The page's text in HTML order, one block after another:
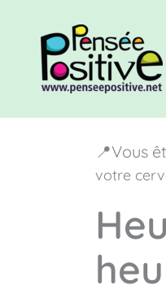
contenu
📍Vous
votre